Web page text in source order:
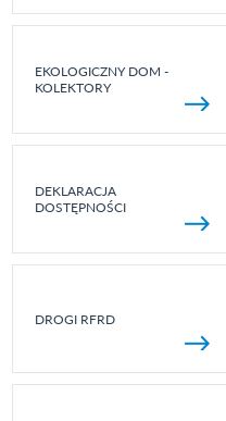
EKOLOGICZNY DOM -
KOLEKTORY
DEKLARACJA
DOSTĘPNOŚCI
DROGI RFRD